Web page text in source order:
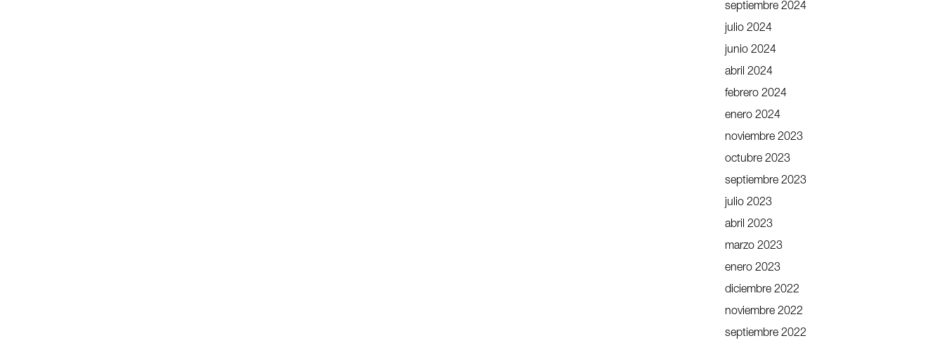
septiembre 2024
julio 2024
junio 2024
abril 2024
febrero 2024
enero 2024
noviembre 2023
octubre 2023
septiembre 2023
julio 2023
abril 2023
marzo 2023
enero 2023
diciembre 2022
noviembre 2022
septiembre 2022